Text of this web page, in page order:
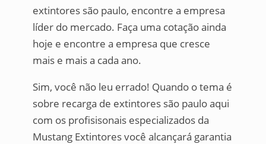
extintores são paulo, encontre a empresa
líder do mercado. Faça uma cotação ainda
hoje e encontre a empresa que cresce
mais e mais a cada ano.
Sim, você não leu errado! Quando o tema é
sobre recarga de extintores são paulo aqui
com os profisisonais especializados da
Mustang Extintores você alcançará garantia